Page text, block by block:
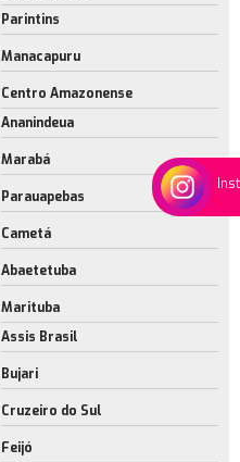
Parintins
Manacapuru
Centro Amazonense
Ananindeua
Marabá
Parauapebas
Cametá
Abaetetuba
Marituba
Assis Brasil
Bujari
Cruzeiro do Sul
Feijó